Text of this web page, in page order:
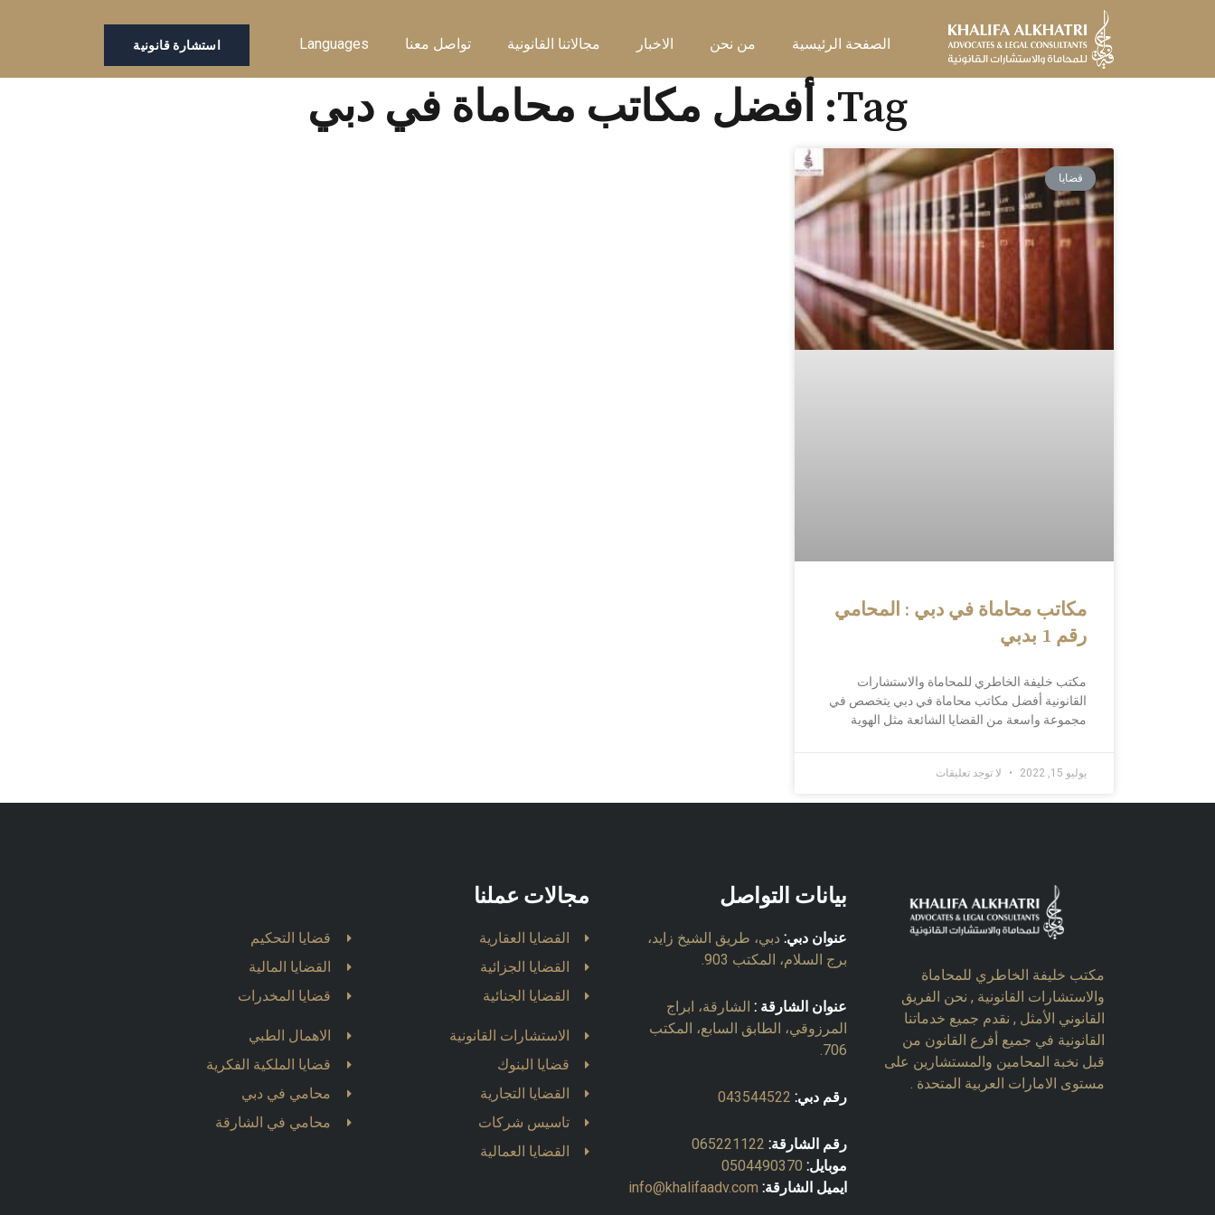
الصفحة الرئيسية من نحن الاخبار مجالاتنا القانونية تواصل معنا Languages استشارة قانونية
Tag: أفضل مكاتب محاماة في دبي
قضايا
مكاتب محاماة في دبي : المحامي
رقم 1 بدبي
مكتب خليفة الخاطري للمحاماة والاستشارات
القانونية أفضل مكاتب محاماة في دبي يتخصص في
مجموعة واسعة من القضايا الشائعة مثل الهوية
يوليو 15, 2022 لا توجد تعليقات
مكتب خليفة الخاطري للمحاماة
والاستشارات القانونية , نحن الفريق
القانوني الأمثل , نقدم جميع خدماتنا
القانونية في جميع أفرع القانون من
قبل نخبة المحامين والمستشارين على
مستوى الامارات العربية المتحدة .
بيانات التواصل
عنوان دبي: دبي، طريق الشيخ زايد،
برج السلام، المكتب 903.
عنوان الشارقة : الشارقة، ابراج
المرزوقي، الطابق السابع، المكتب
706.
رقم دبي: 043544522
رقم الشارقة: 065221122
موبايل: 0504490370
ايميل الشارقة: info@khalifaadv.com
مجالات عملنا
القضايا العقارية
القضايا الجزائية
القضايا الجنائية
الاستشارات القانونية
قضايا البنوك
القضايا التجارية
تاسيس شركات
القضايا العمالية
قضايا التحكيم
القضايا المالية
قضايا المخدرات
الاهمال الطبي
قضايا الملكية الفكرية
محامي في دبي
محامي في الشارقة